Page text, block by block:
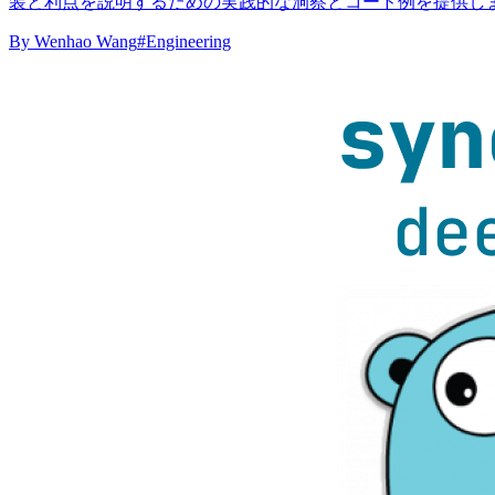
By Wenhao Wang#Engineering